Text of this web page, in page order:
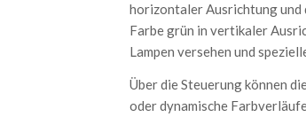
horizontaler Ausrichtung und
Farbe grün in vertikaler
Lampen versehen und
Über die Steuerung können
oder dynamische